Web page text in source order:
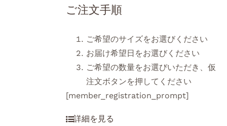
ご注文手順
ご希望のサイズをお選びください
お届け希望日をお選びください
ご希望の数量をお選びいただき、仮
注文ボタンを押してください
[member_registration_prompt]